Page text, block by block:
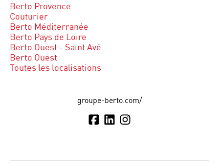
Berto Provence
Couturier
Berto Méditerranée
Berto Pays de Loire
Berto Ouest - Saint Avé
Berto Ouest
Toutes les localisations
groupe-berto.com/